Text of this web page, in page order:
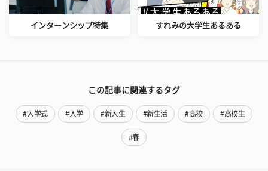
インターンシップ特集 すれみの大学生あるある
この記事に関連するタグ
#入学式 #入学 #新入生 #新生活 #高校 #高校生
#春